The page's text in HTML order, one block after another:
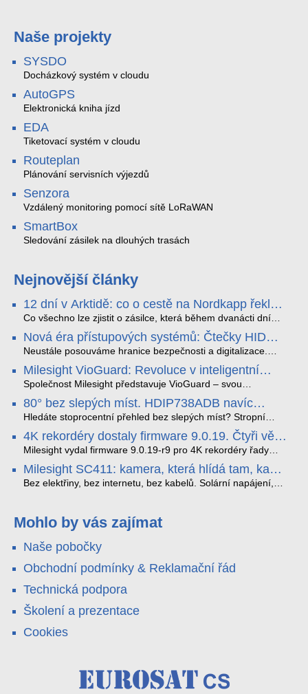
Naše projekty
SYSDO
Docházkový systém v cloudu
AutoGPS
Elektronická kniha jízd
EDA
Tiketovací systém v cloudu
Routeplan
Plánování servisních výjezdů
Senzora
Vzdálený monitoring pomocí sítě LoRaWAN
SmartBox
Sledování zásilek na dlouhých trasách
Nejnovější články
12 dní v Arktidě: co o cestě na Nordkapp řekla
data ze SMARTBOX 2 MAX
Co všechno lze zjistit o zásilce, která během dvanácti dní
projede Arktidou? SMARTBOX 2 MAX jsme vzali na trasu z
Tromsø přes Lofoty, Kirunu a finské Laponsko až na
Nordkapp. Bez jediného dobití, v mrazu až −13 °C a mimo
otřesy i náklon. Výsledkem není jen čára na mapě, ale
podrobný datový příběh celé cesty.
Nová éra přístupových systémů: Čtečky HID
Signo
Neustále posouváme hranice bezpečnosti a digitalizace.
v oblasti kontroly přístupu – moderní a vysoce univerzální
čtečky HID Signo.
Milesight VioGuard: Revoluce v inteligentní
detekci dopravních přestupků
Společnost Milesight představuje VioGuard – svou
dopravních přestupků. Tento systém, poháněný
sofistikovanými algoritmy umělé inteligence (AI), je navržen
tak, aby poskytoval komplexní nástroje pro vymáhání
dopravních předpisů, zvyšoval bezpečnost na silnicích a
optimalizoval plynulost dopravy v moderních městech.
80° bez slepých míst. HDIP738ADB navíc
streamuje na YouTube – bez PC.
Hledáte stoprocentní přehled bez slepých míst? Stropní
panoramatická kamera HDIP738ADB skládá obraz ze dvou
4MP senzorů SONY do jednoho čistého 180° záběru bez
zkreslení. K tomu přidává AI detekci osob a vozidel,
YouTube – bez běžícího počítače.
4K rekordéry dostaly firmware 9.0.19. Čtyři věci,
které musíte vědět.
Milesight vydal firmware 9.0.19-r9 pro 4K rekordéry řady
které vám zjednoduší práci – a jedna z nich vám ušetří
spoustu zbytečných výjezdů k zákazníkům.
Milesight SC411: kamera, která hlídá tam, kam
kabel nedosáhne
Bez elektřiny, bez internetu, bez kabelů. Solární napájení,
váš telefon. Podívejte se na video.
Mohlo by vás zajímat
Naše pobočky
Obchodní podmínky & Reklamační řád
Technická podpora
Školení a prezentace
Cookies